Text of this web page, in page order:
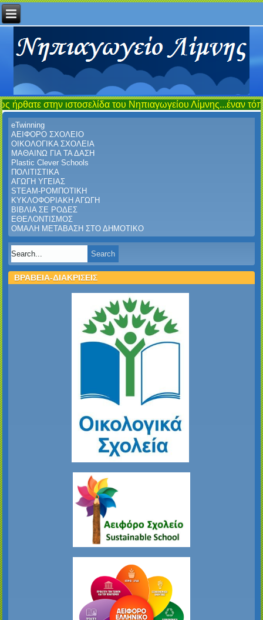
ιστοσελίδα του Νηπιαγωγείου Λίμνης...έναν τόπο
eTwinning
ΑΕΙΦΟΡΟ ΣΧΟΛΕΙΟ
ΟΙΚΟΛΟΓΙΚΑ ΣΧΟΛΕΙΑ
ΜΑΘΑΙΝΩ ΓΙΑ ΤΑ ΔΑΣΗ
Plastic Clever Schools
ΠΟΛΙΤΙΣΤΙΚΑ
ΑΓΩΓΗ ΥΓΕΙΑΣ
STEAM-ΡΟΜΠΟΤΙΚΗ
ΚΥΚΛΟΦΟΡΙΑΚΗ ΑΓΩΓΗ
ΒΙΒΛΙΑ ΣΕ ΡΟΔΕΣ
ΕΘΕΛΟΝΤΙΣΜΟΣ
ΟΜΑΛΗ ΜΕΤΑΒΑΣΗ ΣΤΟ ΔΗΜΟΤΙΚΟ
ΒΡΑΒΕΙΑ-ΔΙΑΚΡΙΣΕΙΣ